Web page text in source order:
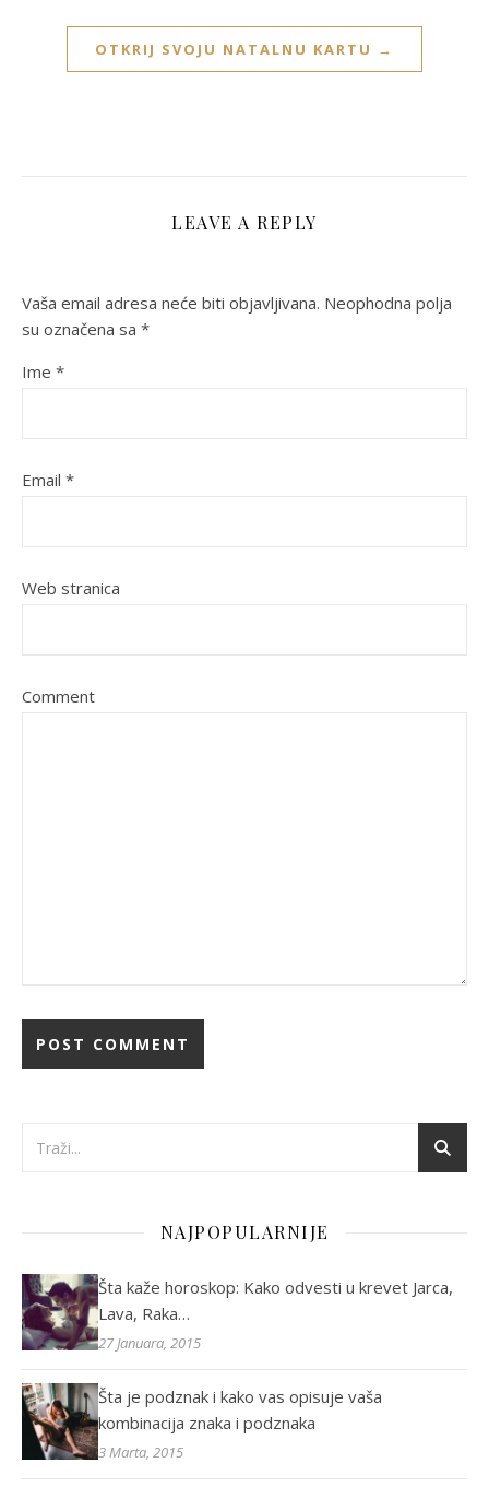
OTKRIJ SVOJU NATALNU KARTU →
LEAVE A REPLY
Vaša email adresa neće biti objavljivana. Neophodna polja
su označena sa *
Ime *
Email *
Web stranica
Comment
NAJPOPULARNIJE
Šta kaže horoskop: Kako odvesti u krevet Jarca,
Lava, Raka…
27 Januara, 2015
Šta je podznak i kako vas opisuje vaša
kombinacija znaka i podznaka
3 Marta, 2015